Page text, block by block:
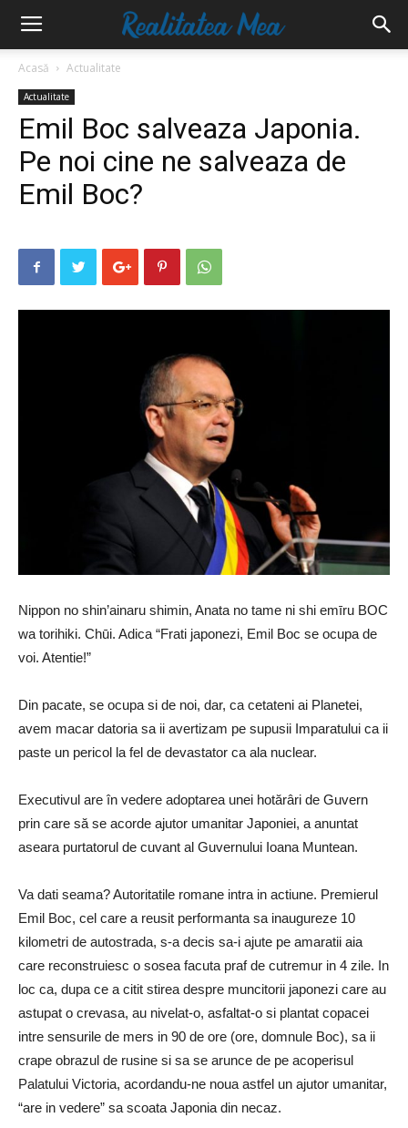
Acasă Actualitate
Actualitate
Emil Boc salveaza Japonia.
Pe noi cine ne salveaza de
Emil Boc?
Nippon no shin’ainaru shimin, Anata no tame ni shi emīru BOC
wa torihiki. Chūi. Adica “Frati japonezi, Emil Boc se ocupa de
voi. Atentie!”
Din pacate, se ocupa si de noi, dar, ca cetateni ai Planetei,
avem macar datoria sa ii avertizam pe supusii Imparatului ca ii
paste un pericol la fel de devastator ca ala nuclear.
Executivul are în vedere adoptarea unei hotărâri de Guvern
prin care să se acorde ajutor umanitar Japoniei, a anuntat
aseara purtatorul de cuvant al Guvernului Ioana Muntean.
Va dati seama? Autoritatile romane intra in actiune. Premierul
Emil Boc, cel care a reusit performanta sa inaugureze 10
kilometri de autostrada, s-a decis sa-i ajute pe amaratii aia
care reconstruiesc o sosea facuta praf de cutremur in 4 zile. In
loc ca, dupa ce a citit stirea despre muncitorii japonezi care au
astupat o crevasa, au nivelat-o, asfaltat-o si plantat copacei
intre sensurile de mers in 90 de ore (ore, domnule Boc), sa ii
crape obrazul de rusine si sa se arunce de pe acoperisul
Palatului Victoria, acordandu-ne noua astfel un ajutor umanitar,
“are in vedere” sa scoata Japonia din necaz.